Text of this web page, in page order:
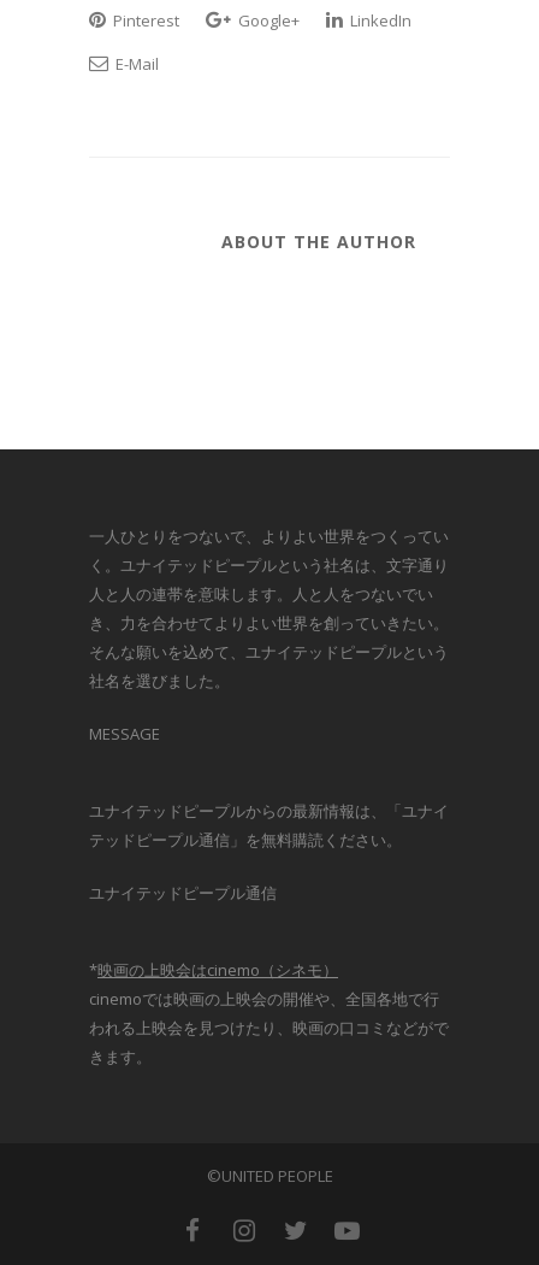
Pinterest
Google+
LinkedIn
E-Mail
ABOUT THE AUTHOR
一人ひとりをつないで、よりよい世界をつくってい
く。ユナイテッドピープルという社名は、文字通り
人と人の連帯を意味します。人と人をつないでい
き、力を合わせてよりよい世界を創っていきたい。
そんな願いを込めて、ユナイテッドピープルという
社名を選びました。
MESSAGE
ユナイテッドピープルからの最新情報は、「ユナイ
テッドピープル通信」を無料購読ください。
ユナイテッドピープル通信
*映画の上映会はcinemo（シネモ）
cinemoでは映画の上映会の開催や、全国各地で行
われる上映会を見つけたり、映画の口コミなどがで
きます。
©UNITED PEOPLE